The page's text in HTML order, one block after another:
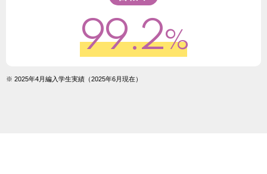
99.2%
※ 2025年4月編入学生実績（2025年6月現在）